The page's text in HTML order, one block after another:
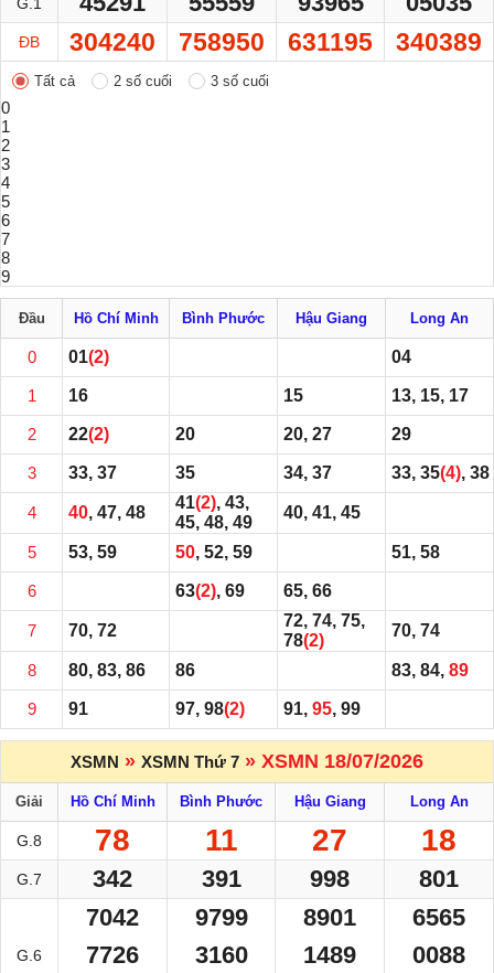
ĐB 304240 758950 631195 340389
Tất cả 2 số cuối 3 số cuối
0
1
2
3
4
5
6
7
8
9
Đầu Hồ Chí Minh Bình Phước Hậu Giang Long An
0 01(2) 04
1 16 15 13, 15, 17
2 22(2) 20 20, 27 29
3 33, 37 35 34, 37 33, 35(4), 38
4 40, 47, 48
41(2), 43,
45, 48, 49
40, 41, 45
5 53, 59 50, 52, 59 51, 58
6 63(2), 69 65, 66
7 70, 72
72, 74, 75,
78(2)
70, 74
8 80, 83, 86 86 83, 84, 89
9 91 97, 98(2) 91, 95, 99
XSMN » XSMN Thứ 7 » XSMN 18/07/2026
Giải Hồ Chí Minh Bình Phước Hậu Giang Long An
G.8 78 11 27 18
G.7 342 391 998 801
G.6
7042
7726
9799
3160
8901
1489
6565
0088